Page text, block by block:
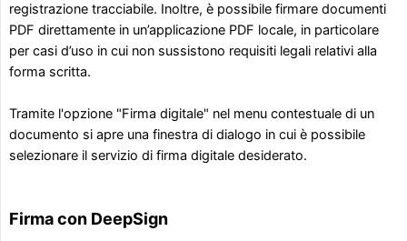
registrazione tracciabile. Inoltre, è possibile firmare documenti
PDF direttamente in un’applicazione PDF locale, in particolare
per casi d’uso in cui non sussistono requisiti legali relativi alla
forma scritta.
Tramite l'opzione "Firma digitale" nel menu contestuale di un
documento si apre una finestra di dialogo in cui è possibile
selezionare il servizio di firma digitale desiderato.
Firma con DeepSign